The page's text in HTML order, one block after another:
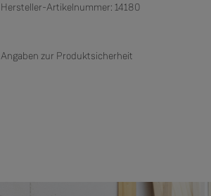
Hersteller-Artikelnummer: 14180
Angaben zur Produktsicherheit